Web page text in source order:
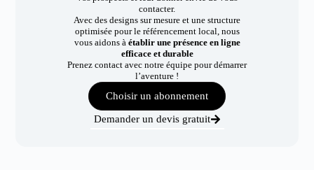
contacter.
Avec des designs sur mesure et une structure
optimisée pour le référencement local, nous
vous aidons à établir une présence en ligne
efficace et durable
Prenez contact avec notre équipe pour démarrer
l’aventure !
Choisir un abonnement
Demander un devis gratuit